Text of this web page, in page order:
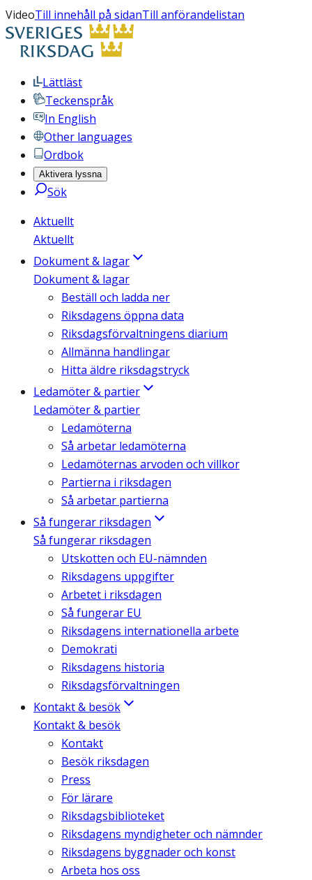
VideoTill innehåll på sidanTill anförandelistan
Lättläst
Teckenspråk
In English
Other languages
Ordbok
Aktivera lyssna
Sök
Aktuellt
Aktuellt
Dokument & lagar
Dokument & lagar
Beställ och ladda ner
Riksdagens öppna data
Riksdagsförvaltningens diarium
Allmänna handlingar
Hitta äldre riksdagstryck
Ledamöter & partier
Ledamöter & partier
Ledamöterna
Så arbetar ledamöterna
Ledamöternas arvoden och villkor
Partierna i riksdagen
Så arbetar partierna
Så fungerar riksdagen
Så fungerar riksdagen
Utskotten och EU-nämnden
Riksdagens uppgifter
Arbetet i riksdagen
Så fungerar EU
Riksdagens internationella arbete
Demokrati
Riksdagens historia
Riksdagsförvaltningen
Kontakt & besök
Kontakt & besök
Kontakt
Besök riksdagen
Press
För lärare
Riksdagsbiblioteket
Riksdagens myndigheter och nämnder
Riksdagens byggnader och konst
Arbeta hos oss